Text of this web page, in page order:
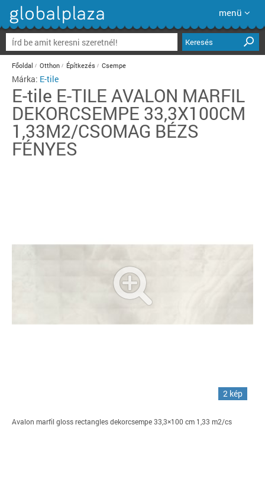
menü
Keresés
Főoldal Otthon Építkezés Csempe
Márka: E-tile
E-tile E-TILE AVALON MARFIL
DEKORCSEMPE 33,3X100CM
1,33M2/CSOMAG BÉZS
FÉNYES
2 kép
Avalon marfil gloss rectangles dekorcsempe 33,3×100 cm 1,33 m2/cs